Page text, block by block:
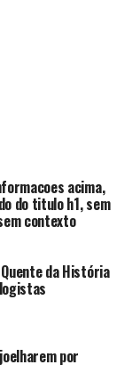
acima,
do titulo h1, sem
contexto
da História
por